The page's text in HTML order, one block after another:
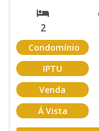
2
Condomínio
IPTU
Venda
Á Vista